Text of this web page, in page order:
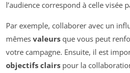
l’audience correspond à celle visée
Par exemple, collaborer avec un
mêmes valeurs que vous peut
votre campagne. Ensuite, il est
objectifs clairs pour la